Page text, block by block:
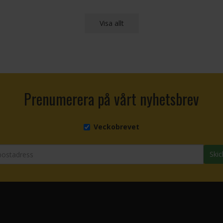
Visa allt
Prenumerera på vårt nyhetsbrev
Veckobrevet